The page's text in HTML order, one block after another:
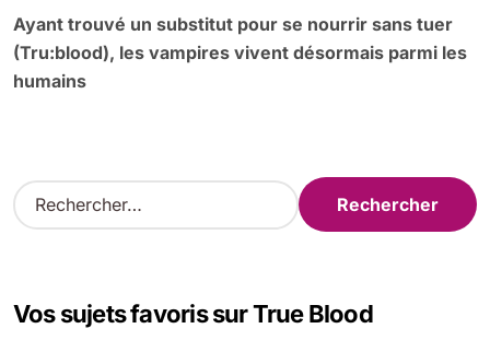
Ayant trouvé un substitut pour se nourrir sans tuer
(Tru:blood), les vampires vivent désormais parmi les
humains
R
e
r
Vos sujets favoris sur True Blood